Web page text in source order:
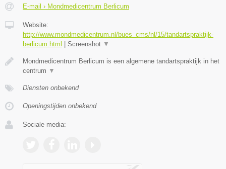
E-mail › Mondmedicentrum Berlicum
Website:
http://www.mondmedicentrum.nl/bues_cms/nl/15/tandartspraktijk-
berlicum.html
Screenshot ▼
Mondmedicentrum Berlicum is een algemene tandartspraktijk in het
centrum ▼
Diensten onbekend
Openingstijden onbekend
Sociale media: